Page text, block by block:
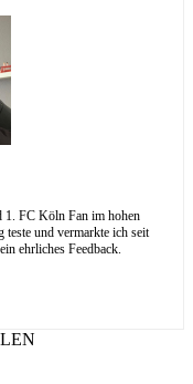
1. FC Köln Fan im hohen
und vermarkte ich seit
ehrliches Feedback.